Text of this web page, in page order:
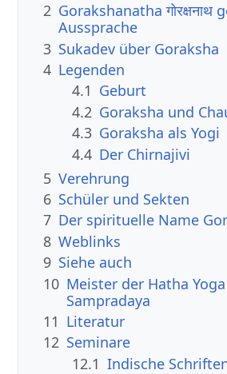
2 Gorakshanatha गोरक्षनाथ
Aussprache
3 Sukadev über Goraksha
4 Legenden
4.1 Geburt
4.2 Goraksha und
4.3 Goraksha als Yogi
4.4 Der Chirnajivi
5 Verehrung
6 Schüler und Sekten
7 Der spirituelle Name
8 Weblinks
9 Siehe auch
10 Meister der Hatha
Sampradaya
11 Literatur
12 Seminare
12.1 Indische